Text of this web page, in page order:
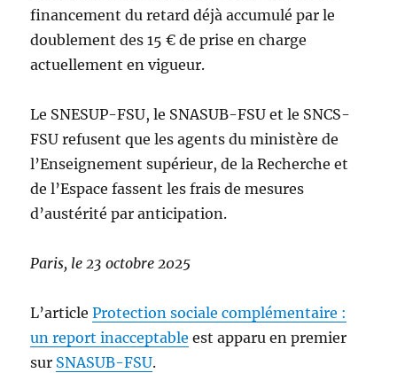
financement du retard déjà accumulé par le
doublement des 15 € de prise en charge
actuellement en vigueur.
Le SNESUP-FSU, le SNASUB-FSU et le SNCS-
FSU refusent que les agents du ministère de
l’Enseignement supérieur, de la Recherche et
de l’Espace fassent les frais de mesures
d’austérité par anticipation.
Paris, le 23 octobre 2025
L’articleProtection sociale complémentaire :
un report inacceptable est apparu en premier
sur SNASUB-FSU.